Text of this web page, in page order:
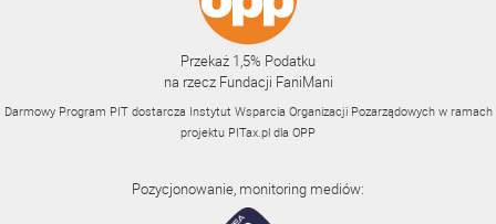
Przekaż 1,5% Podatku
na rzecz Fundacji FaniMani
Darmowy Program PIT dostarcza Instytut Wsparcia Organizacji Pozarządowych w ramach
projektu PITax.pl dla OPP
Pozycjonowanie, monitoring mediów: